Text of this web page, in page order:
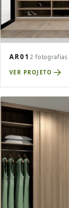
AR01 2 fotografias
VER PROJETO